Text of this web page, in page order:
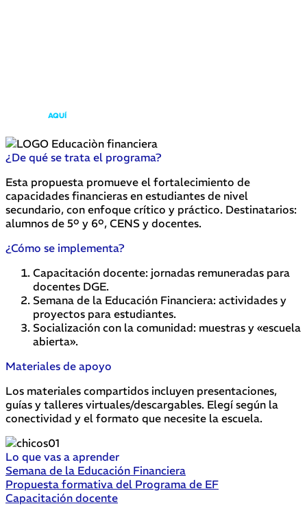
AQUÍ.
¿De qué se trata el programa?
Esta propuesta promueve el fortalecimiento de
capacidades financieras en estudiantes de nivel
secundario, con enfoque crítico y práctico. Destinatarios:
alumnos de 5º y 6º, CENS y docentes.
¿Cómo se implementa?
Capacitación docente: jornadas remuneradas para
docentes DGE.
Semana de la Educación Financiera: actividades y
proyectos para estudiantes.
Socialización con la comunidad: muestras y «escuela
abierta».
Materiales de apoyo
Los materiales compartidos incluyen presentaciones,
guías y talleres virtuales/descargables. Elegí según la
conectividad y el formato que necesite la escuela.
Lo que vas a aprender
Semana de la Educación Financiera
Propuesta formativa del Programa de EF
Capacitación docente